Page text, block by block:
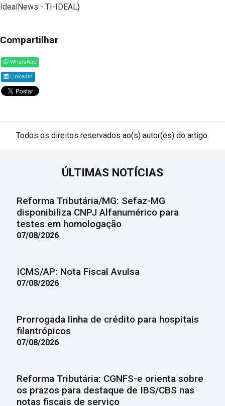
IdealNews - TI-IDEAL)
Compartilhar
WhatsApp
Linkedin
Todos os direitos reservados ao(s) autor(es) do artigo.
ÚLTIMAS NOTÍCIAS
Reforma Tributária/MG: Sefaz-MG
disponibiliza CNPJ Alfanumérico para
testes em homologação
07/08/2026
ICMS/AP: Nota Fiscal Avulsa
07/08/2026
Prorrogada linha de crédito para hospitais
filantrópicos
07/08/2026
Reforma Tributária: CGNFS-e orienta sobre
os prazos para destaque de IBS/CBS nas
notas fiscais de serviço